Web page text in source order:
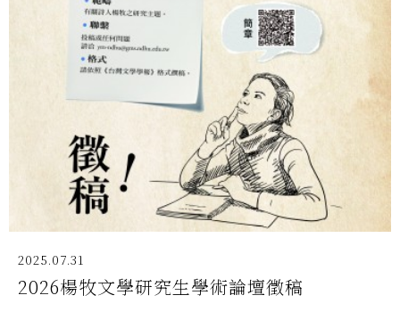
2025.07.31
2026楊牧文學研究生學術論壇徵稿